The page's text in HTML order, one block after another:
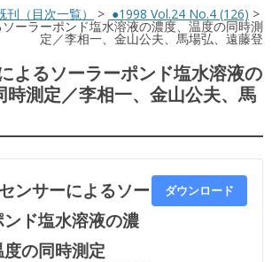
刊（目次一覧） > ●1998 Vol.24 No.4 (126) >
ーラーポンド塩水溶液の濃度、温度の同時測
定／李相一、金山公夫、馬場弘、遠藤登
よるソーラーポンド塩水溶液の
時測定／李相一、金山公夫、馬
ンサーによるソー
ンド塩水溶液の濃
度の同時測定
ダウンロード